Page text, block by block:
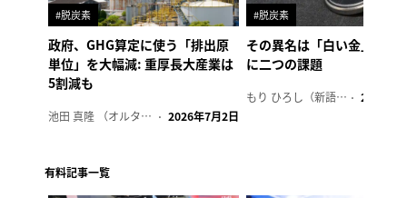
#脱炭素
政府、GHG算定に使う「排出原
単位」を大幅減: 重厚長大産業は
5割減も
池田 真隆 （オルタナ輪番編集長） 2026年7月2日
#脱炭素
その異名は「白い金」、リ
に二つの課題
もり ひろし（新語ウォッチャー） 2023年7
有料記事一覧